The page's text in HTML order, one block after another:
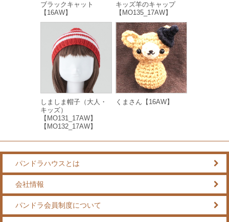
ブラックキャット
【16AW】
キッズ羊のキャップ
【MO135_17AW】
しましま帽子（大人・
キッズ）
【MO131_17AW】
【MO132_17AW】
くまさん【16AW】
パンドラハウスとは
会社情報
パンドラ会員制度について